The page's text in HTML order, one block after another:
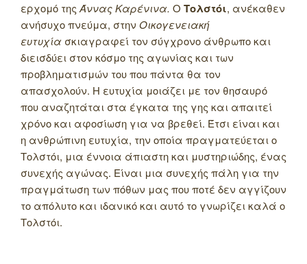
ερχομό τηςΆννας Καρένινα. Ο Τολστόι, ανέκαθεν
ανήσυχο πνεύμα, στην Οικογενειακή
ευτυχία σκιαγραφεί τον σύγχρονο άνθρωπο και
διεισδύει στον κόσμο της αγωνίας και των
προβληματισμών του που πάντα θα τον
απασχολούν. Η ευτυχία μοιάζει με τον θησαυρό
που αναζητάται στα έγκατα της γης και απαιτεί
χρόνο και αφοσίωση για να βρεθεί. Έτσι είναι και
η ανθρώπινη ευτυχία, την οποία πραγματεύεται ο
Τολστόι, μια έννοια άπιαστη και μυστηριώδης, ένας
συνεχής αγώνας. Είναι μια συνεχής πάλη για την
πραγμάτωση των πόθων μας που ποτέ δεν αγγίζουν
το απόλυτο και ιδανικό και αυτό το γνωρίζει καλά ο
Τολστόι.